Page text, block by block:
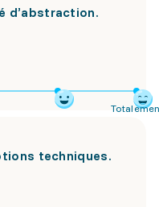
d’abstraction.
techniques.